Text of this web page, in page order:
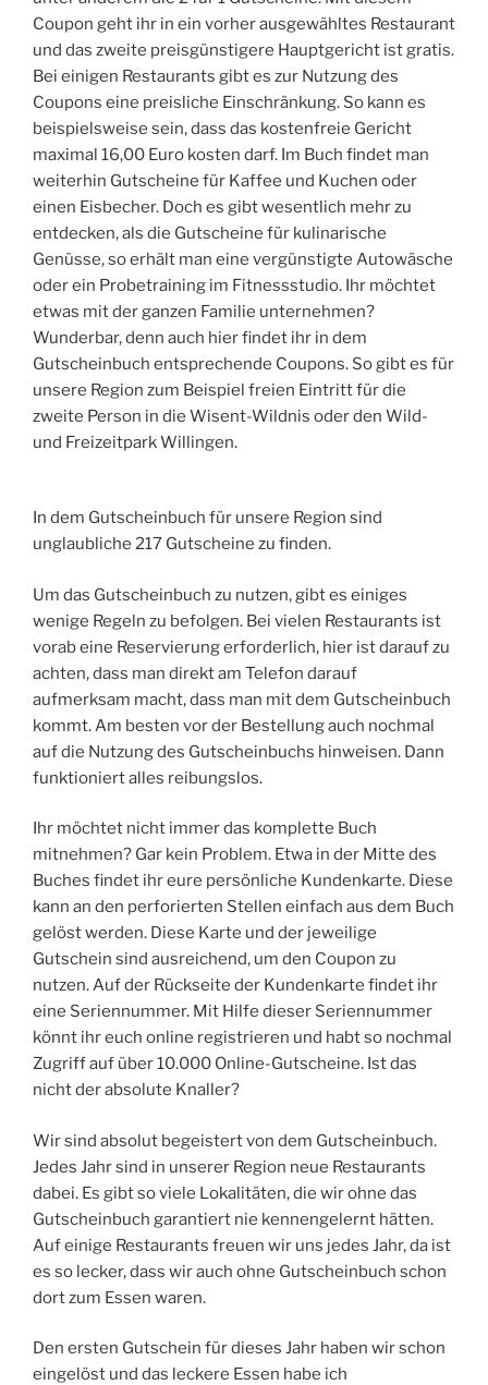
Coupon geht ihr in ein vorher ausgewähltes Restaurant
und das zweite preisgünstigere Hauptgericht ist gratis.
Bei einigen Restaurants gibt es zur Nutzung des
Coupons eine preisliche Einschränkung. So kann es
beispielsweise sein, dass das kostenfreie Gericht
maximal 16,00 Euro kosten darf. Im Buch findet man
weiterhin Gutscheine für Kaffee und Kuchen oder
einen Eisbecher. Doch es gibt wesentlich mehr zu
entdecken, als die Gutscheine für kulinarische
Genüsse, so erhält man eine vergünstigte Autowäsche
oder ein Probetraining im Fitnessstudio. Ihr möchtet
etwas mit der ganzen Familie unternehmen?
Wunderbar, denn auch hier findet ihr in dem
Gutscheinbuch entsprechende Coupons. So gibt es für
unsere Region zum Beispiel freien Eintritt für die
zweite Person in die Wisent-Wildnis oder den Wild-
und Freizeitpark Willingen.
In dem Gutscheinbuch für unsere Region sind
unglaubliche 217 Gutscheine zu finden.
Um das Gutscheinbuch zu nutzen, gibt es einiges
wenige Regeln zu befolgen. Bei vielen Restaurants ist
vorab eine Reservierung erforderlich, hier ist darauf zu
achten, dass man direkt am Telefon darauf
aufmerksam macht, dass man mit dem Gutscheinbuch
kommt. Am besten vor der Bestellung auch nochmal
auf die Nutzung des Gutscheinbuchs hinweisen. Dann
funktioniert alles reibungslos.
Ihr möchtet nicht immer das komplette Buch
mitnehmen? Gar kein Problem. Etwa in der Mitte des
Buches findet ihr eure persönliche Kundenkarte. Diese
kann an den perforierten Stellen einfach aus dem Buch
gelöst werden. Diese Karte und der jeweilige
Gutschein sind ausreichend, um den Coupon zu
nutzen. Auf der Rückseite der Kundenkarte findet ihr
eine Seriennummer. Mit Hilfe dieser Seriennummer
könnt ihr euch online registrieren und habt so nochmal
Zugriff auf über 10.000 Online-Gutscheine. Ist das
nicht der absolute Knaller?
Wir sind absolut begeistert von dem Gutscheinbuch.
Jedes Jahr sind in unserer Region neue Restaurants
dabei. Es gibt so viele Lokalitäten, die wir ohne das
Gutscheinbuch garantiert nie kennengelernt hätten.
Auf einige Restaurants freuen wir uns jedes Jahr, da ist
es so lecker, dass wir auch ohne Gutscheinbuch schon
dort zum Essen waren.
Den ersten Gutschein für dieses Jahr haben wir schon
eingelöst und das leckere Essen habe ich